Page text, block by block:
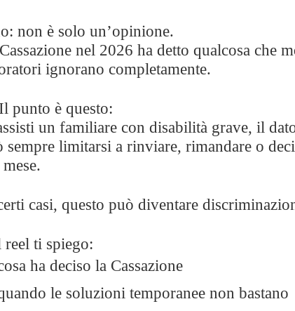
non è solo un’opinione.
nel 2026 ha detto qualcosa che
ignorano completamente.
punto è questo:
un familiare con disabilità grave, il
sempre limitarsi a rinviare, rimandare o
casi, questo può diventare
reel ti spiego:
ha deciso la Cassazione
le soluzioni temporanee non bastano